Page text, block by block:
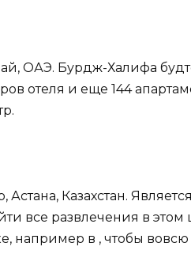
ОАЭ. Бурдж-Халифа
отеля и еще 144
Казахстан.
все развлечения в этом
например в , чтобы вовсю